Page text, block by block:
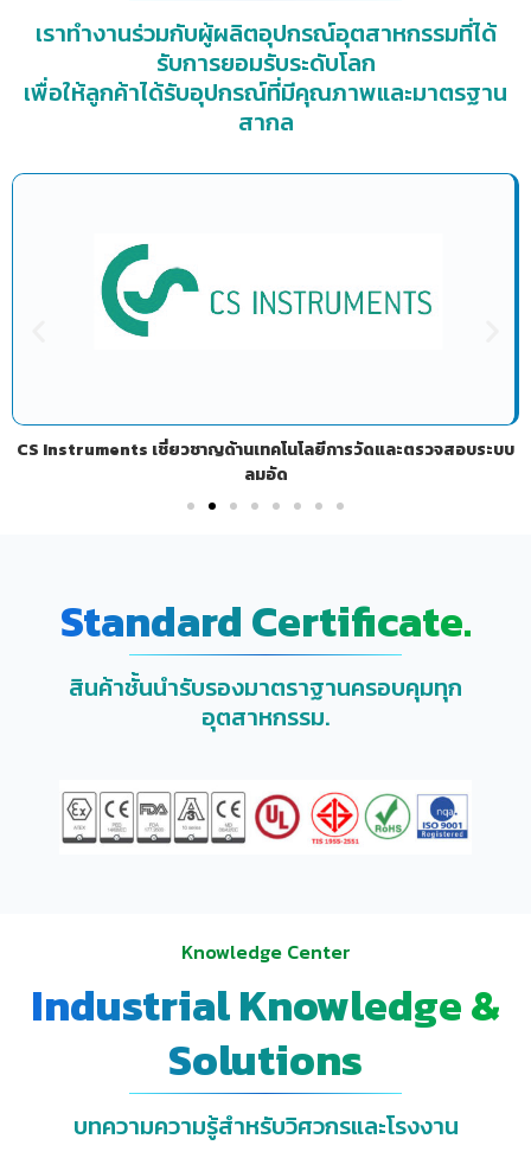
เราทำงานร่วมกับผู้ผลิตอุปกรณ์อุตสาหกรรมที่ได้
รับการยอมรับระดับโลก
เพื่อให้ลูกค้าได้รับอุปกรณ์ที่มีคุณภาพและมาตรฐาน
สากล
CS Instruments เชี่ยวชาญด้านเทคโนโลยีการวัดและตรวจสอบระบบ
ลมอัด
Standard Certificate.
สินค้าชั้นนำรับรองมาตราฐานครอบคุมทุก
อุตสาหกรรม.
Knowledge Center
Industrial Knowledge &
Solutions
บทความความรู้สำหรับวิศวกรและโรงงาน